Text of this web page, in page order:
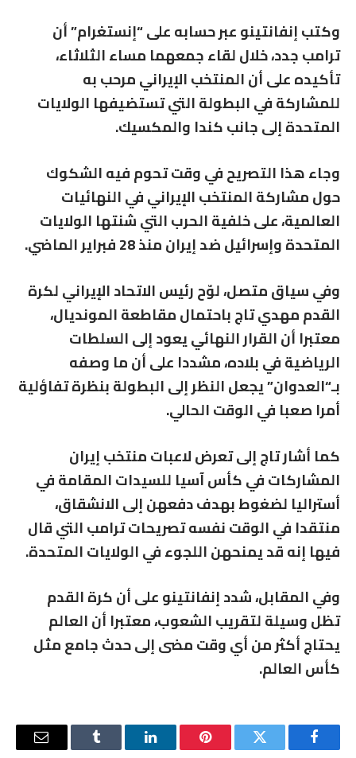
وكتب إنفانتينو عبر حسابه على “إنستغرام” أن
ترامب جدد، خلال لقاء جمعهما مساء الثلاثاء،
تأكيده على أن المنتخب الإيراني مرحب به
للمشاركة في البطولة التي تستضيفها الولايات
المتحدة إلى جانبكندا والمكسيك.
وجاء هذا التصريح في وقت تحوم فيه الشكوك
حول مشاركة المنتخب الإيراني في النهائيات
العالمية، على خلفية الحرب التي شنتها الولايات
المتحدةوإسرائيلضدإيرانمنذ 28 فبراير الماضي.
وفي سياق متصل، لوّح رئيس الاتحاد الإيراني لكرة
القدممهدي تاجباحتمال مقاطعة المونديال،
معتبرا أن القرار النهائي يعود إلى السلطات
الرياضية في بلاده، مشددا على أن ما وصفه
بـ“العدوان” يجعل النظر إلى البطولة بنظرة تفاؤلية
أمرا صعبا في الوقت الحالي.
كما أشار تاج إلى تعرض لاعبات منتخب إيران
المشاركات فيكأس آسيا للسيداتالمقامة في
أستراليا لضغوط بهدف دفعهن إلى الانشقاق،
منتقدا في الوقت نفسه تصريحات ترامب التي قال
فيها إنه قد يمنحهن اللجوء في الولايات المتحدة.
وفي المقابل، شدد إنفانتينو على أن كرة القدم
تظل وسيلة لتقريب الشعوب، معتبرا أن العالم
يحتاج أكثر من أي وقت مضى إلى حدث جامع مثل
كأس العالم.
فيسبوك تويتر بينتيريستلينكدإن Tumblr البريد